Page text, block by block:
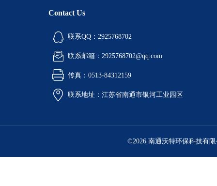
Contact Us
联系QQ：2925768702
联系邮箱：2925768702@qq.com
传真：0513-84312159
联系地址：江苏省南通市银河工业园区
©2026 南通沃特环保科技有